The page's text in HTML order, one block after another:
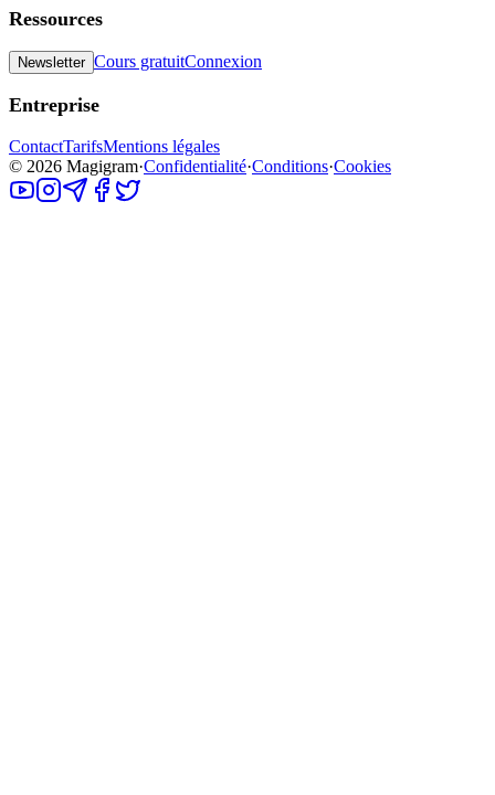
Ressources
Newsletter Cours gratuitConnexion
Entreprise
ContactTarifsMentions légales
© 2026 Magigram·Confidentialité·Conditions·Cookies